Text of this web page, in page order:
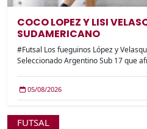
COCO LOPEZ Y LISI
SUDAMERICANO
#Futsal Los fueguinos López y
Seleccionado Argentino Sub 17 que
05/08/2026
FUTSAL